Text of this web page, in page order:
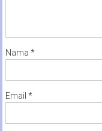
Nama *
Email *